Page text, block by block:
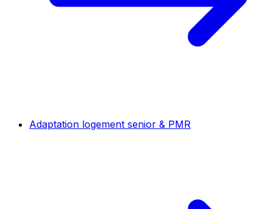
Adaptation logement senior & PMR